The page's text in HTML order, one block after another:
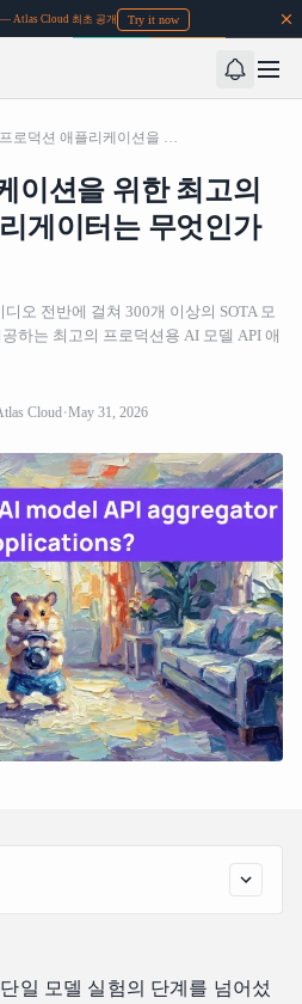
— Atlas Cloud 최초 공개 Try it now
프로덕션 애플리케이션을 위한 최고의 AI 모델 API 애그리게이터는 무엇인가요?
이션을 위한 최고의
게이터는 무엇인가
오 전반에 걸쳐 300개 이상의 SOTA 모
하는 최고의 프로덕션용 AI 모델 API 애
Cloud May 31, 2026
AI 제공업체를 운영할 때 발생하
AI 통합 문제를 해결하는 방법
일 모델 실험의 단계를 넘어섰